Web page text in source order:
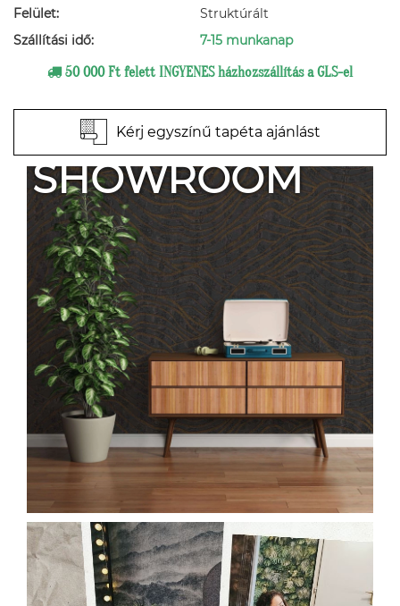
Felület:
Struktúrált
Szállítási idő:
7-15 munkanap
50 000 Ft felett INGYENES házhozszállítás a GLS-el
Kérj egyszínű tapéta ajánlást
SHOWROOM